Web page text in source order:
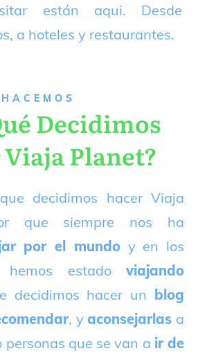
están aqui. Desde
a hoteles y restaurantes.
Decidimos
Planet?
decidimos hacer Viaja
que siempre nos ha
por el mundoy en los
hemos estado viajando
decidimos hacer un blog
, yaconsejarlas a
personas que se van a ir de